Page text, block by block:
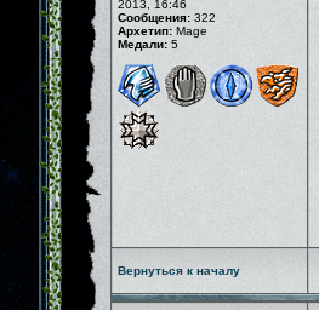
2013, 16:46
Сообщения: 322
Архетип: Mage
Медали: 5
Вернуться к началу